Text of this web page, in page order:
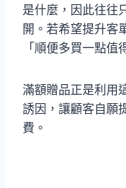
是什麼，因此往往
開。若希望提升客
「順便多買一點值
滿額贈品正是利用
誘因，讓顧客自願
費。